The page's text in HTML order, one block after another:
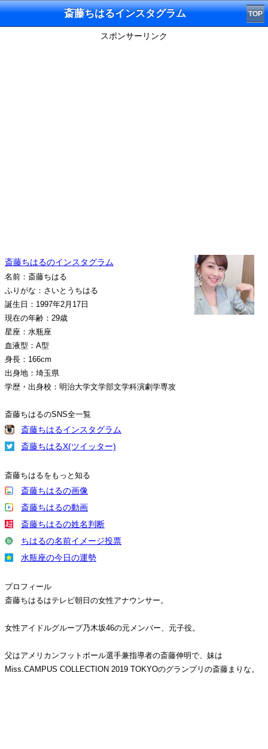
斎藤ちはるインスタグラム TOP
スポンサーリンク
斎藤ちはるのインスタグラム
名前：斎藤ちはる
ふりがな：さいとうちはる
誕生日：1997年2月17日
現在の年齢：29歳
星座：水瓶座
血液型：A型
身長：166cm
出身地：埼玉県
学歴・出身校：明治大学文学部文学科演劇学専攻
斎藤ちはるのSNS全一覧
斎藤ちはるインスタグラム
斎藤ちはるX(ツイッター)
斎藤ちはるをもっと知る
斎藤ちはるの画像
斎藤ちはるの動画
斎藤ちはるの姓名判断
ちはるの名前イメージ投票
水瓶座の今日の運勢
プロフィール
斎藤ちはるはテレビ朝日の女性アナウンサー。
女性アイドルグループ乃木坂46の元メンバー、元子役。
父はアメリカンフットボール選手兼指導者の斎藤伸明で、妹は
Miss.CAMPUS COLLECTION 2019 TOKYOのグランプリの斎藤まりな。